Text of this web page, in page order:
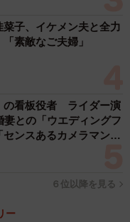
菜子、イケメン夫と全力
素敵なご夫婦」
の看板役者 ライダー演
妻との「ウエディングフ
ンスあるカメラマン求
６位以降を見る
ー